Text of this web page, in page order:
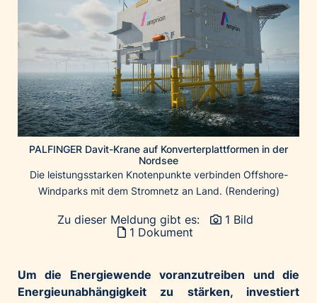
Huawei Consumer Business Group
IT:U
JP Immobilien
JYSK
Kroatische Zentrale für Tourismus
List Holding Gruppe
Marble House
Mediaplus
Mondelēz Österreich
öbv – Österreichischer Bundesverlag
PALFINGER Davit-Krane auf Konverterplattformen in der
Nordsee
Die leistungsstarken Knotenpunkte verbinden Offshore-
Windparks mit dem Stromnetz an Land. (Rendering)
Zu dieser Meldung gibt es:
1 Bild
1 Dokument
Um die Energiewende voranzutreiben und die
Energieunabhängigkeit zu stärken, investiert